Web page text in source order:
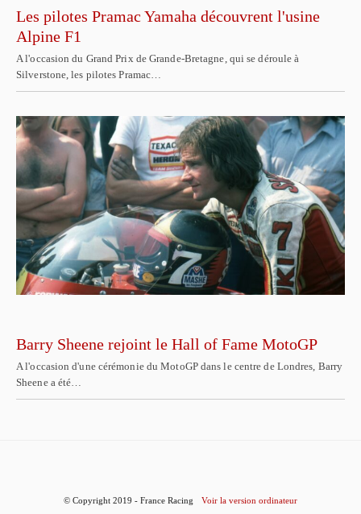
Les pilotes Pramac Yamaha découvrent l'usine
Alpine F1
A l'occasion du Grand Prix de Grande-Bretagne, qui se déroule à
Silverstone, les pilotes Pramac…
Barry Sheene rejoint le Hall of Fame MotoGP
A l'occasion d'une cérémonie du MotoGP dans le centre de Londres, Barry
Sheene a été…
© Copyright 2019 - France Racing Voir la version ordinateur